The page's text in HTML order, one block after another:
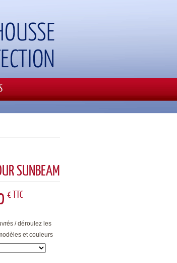
SUNBEAM
€ TTC
/ déroulez les
et couleurs